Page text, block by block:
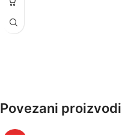
dugotrajan stil.
Povezani proizvodi